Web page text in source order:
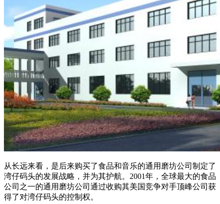
从长远来看，是后来购买了食品和音乐的通用磨坊公司制定了
湾仔码头的发展战略，并为其护航。2001年，全球最大的食品
公司之一的通用磨坊公司通过收购其美国竞争对手顶峰公司获
得了对湾仔码头的控制权。